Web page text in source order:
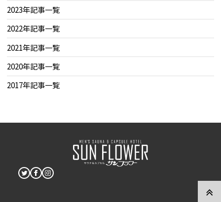
2023年記事一覧
2022年記事一覧
2021年記事一覧
2020年記事一覧
2017年記事一覧